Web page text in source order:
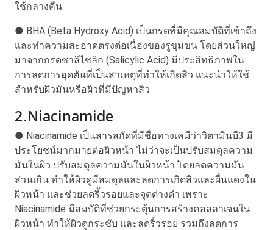
ใช้กลางคืน
● BHA (Beta Hydroxy Acid) เป็นกรดที่มีคุณสมบัติที่เข้าถึง
และทำความสะอาดตรงต่อเนื่องของรูขุมขน โดยส่วนใหญ่
มาจากกรดซาลิไซลิก (Salicylic Acid) มีประสิทธิภาพใน
การลดการอุดตันที่เป็นสาเหตุที่ทำให้เกิดสิว แนะนำให้ใช้
สำหรับผิวมันหรือผิวที่มีปัญหาสิว
2.Niacinamide
● Niacinamide เป็นสารสกัดที่มีชื่อทางเคมีว่าวิตามินบี3 มี
ประโยชน์มากมายต่อผิวหน้า ไม่ว่าจะเป็นปรับสมดุลความ
มันในผิว ปรับสมดุลความมันในผิวหน้า โดยลดความมัน
ส่วนเกิน ทำให้ผิวดูมีสมดุลและลดการเกิดสิวและผื่นแดงใน
ผิวหน้า และช่วยลดริ้วรอยและจุดด่างดำ เพราะ
Niacinamide มีสมบัติที่ช่วยกระตุ้นการสร้างคอลลาเจนใน
ผิวหน้า ทำให้ผิวดูกระชับ และลดริ้วรอย รวมถึงลดการ